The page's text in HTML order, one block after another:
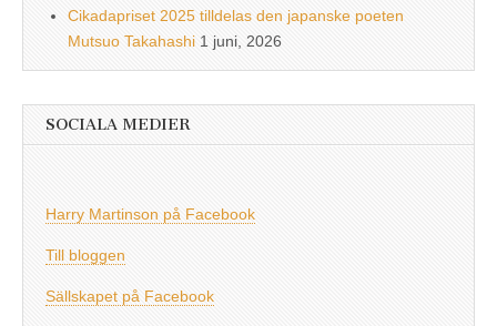
Cikadapriset 2025 tilldelas den japanske poeten
Mutsuo Takahashi 1 juni, 2026
SOCIALA MEDIER
Harry Martinson på Facebook
Till bloggen
Sällskapet på Facebook